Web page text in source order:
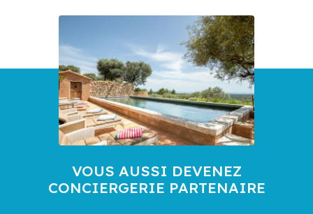
VOUS AUSSI DEVENEZ
CONCIERGERIE PARTENAIRE